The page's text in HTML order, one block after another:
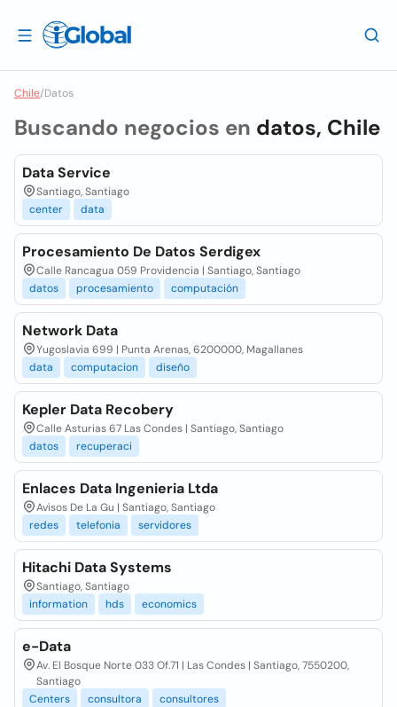
Chile/Datos
Buscando negocios en datos, Chile
Data Service
Santiago, Santiago
center
data
Procesamiento De Datos Serdigex
Calle Rancagua 059 Providencia | Santiago, Santiago
datos
procesamiento computación
Network Data
Yugoslavia 699 | Punta Arenas, 6200000, Magallanes
data
computacion diseño
Kepler Data Recobery
Calle Asturias 67 Las Condes | Santiago, Santiago
datos
recuperaci
Enlaces Data Ingenieria Ltda
Avisos De La Gu | Santiago, Santiago
redes
telefonia servidores
Hitachi Data Systems
Santiago, Santiago
information
hds economics
e-Data
Av. El Bosque Norte 033 Of.71 | Las Condes | Santiago, 7550200,
Santiago
Centers
consultora consultores